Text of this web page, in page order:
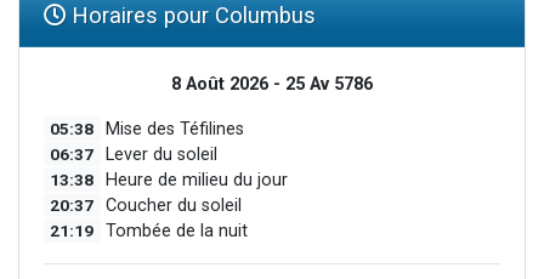
Horaires pour Columbus
8 Août 2026 - 25 Av 5786
05:38 Mise des Téfilines
06:37 Lever du soleil
13:38 Heure de milieu du jour
20:37 Coucher du soleil
21:19 Tombée de la nuit